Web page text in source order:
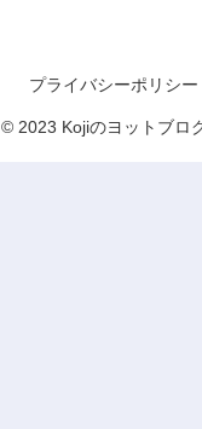
プライバシーポリシー
© 2023 Kojiのヨットブロ